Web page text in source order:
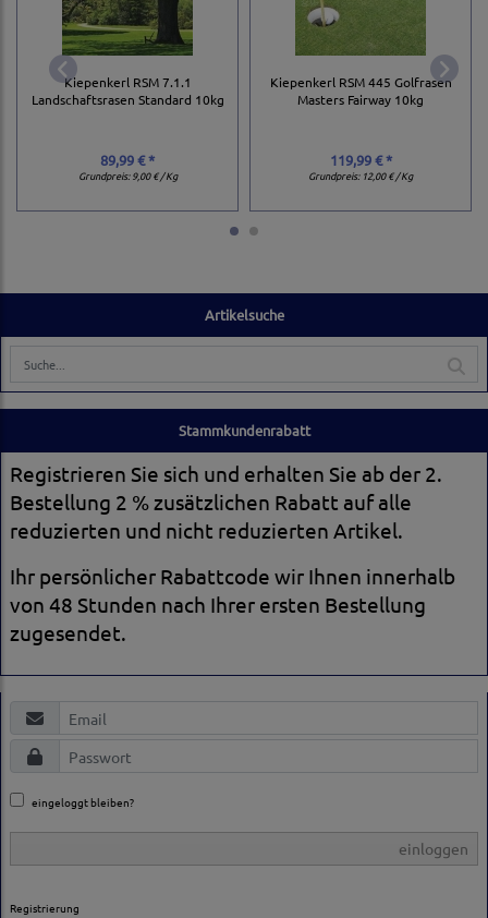
Artikelsuche
Kiepenkerl RSM 7.1.1
Landschaftsrasen Standard 10kg
89,99 € *
Grundpreis:9,00 € / Kg
Kiepenkerl RSM 445 Golfrasen
Masters Fairway 10kg
119,99 € *
Grundpreis: 12,00 € / Kg
Stammkundenrabatt
Registrieren Sie sich und erhalten Sie ab der 2.
Bestellung 2 % zusätzlichen Rabatt auf alle
reduzierten und nicht reduzierten Artikel.
Ihr persönlicher Rabattcode wir Ihnen innerhalb
von 48 Stunden nach Ihrer ersten Bestellung
zugesendet.
eingeloggt bleiben?
einloggen
Registrierung